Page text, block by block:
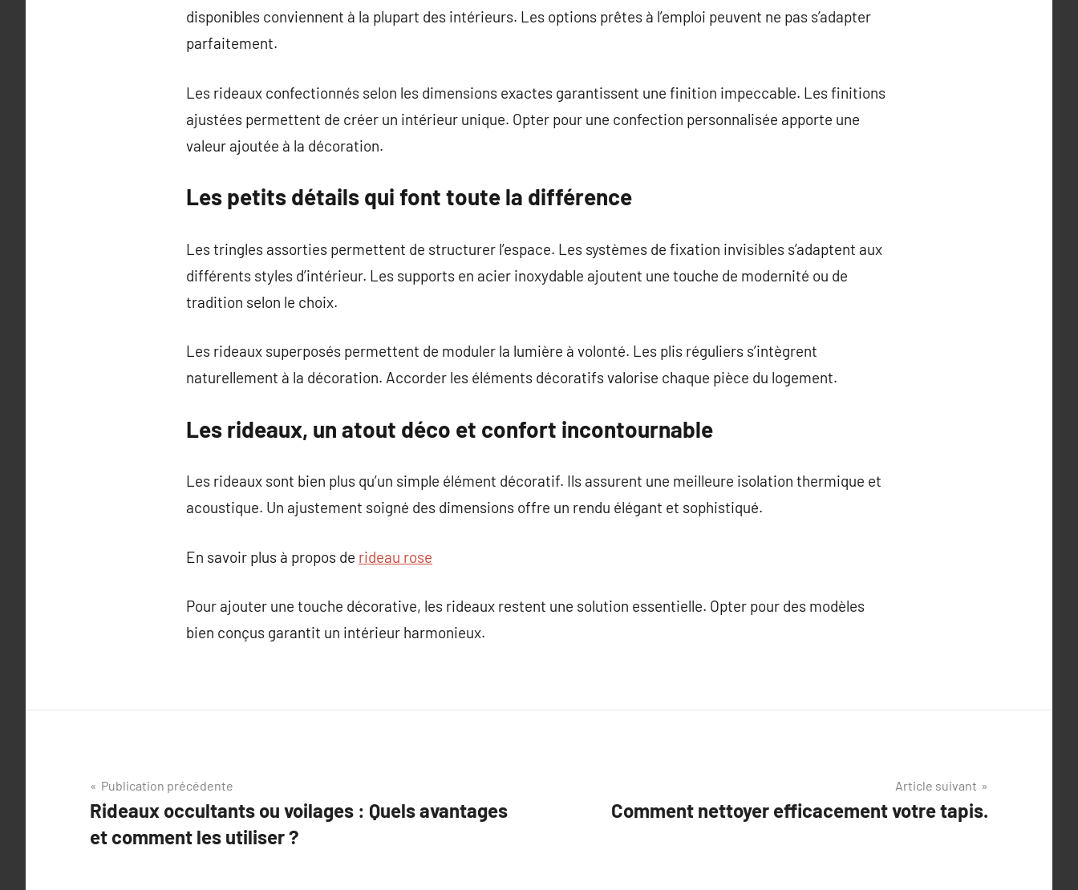
disponibles conviennent à la plupart des intérieurs. Les options prêtes à l’emploi peuvent ne pas s’adapter
parfaitement.
Les rideaux confectionnés selon les dimensions exactes garantissent une finition impeccable. Les finitions
ajustées permettent de créer un intérieur unique. Opter pour une confection personnalisée apporte une
valeur ajoutée à la décoration.
Les petits détails qui font toute la différence
Les tringles assorties permettent de structurer l’espace. Les systèmes de fixation invisibles s’adaptent aux
différents styles d’intérieur. Les supports en acier inoxydable ajoutent une touche de modernité ou de
tradition selon le choix.
Les rideaux superposés permettent de moduler la lumière à volonté. Les plis réguliers s’intègrent
naturellement à la décoration. Accorder les éléments décoratifs valorise chaque pièce du logement.
Les rideaux, un atout déco et confort incontournable
Les rideaux sont bien plus qu’un simple élément décoratif. Ils assurent une meilleure isolation thermique et
acoustique. Un ajustement soigné des dimensions offre un rendu élégant et sophistiqué.
En savoir plus à propos de rideau rose
Pour ajouter une touche décorative, les rideaux restent une solution essentielle. Opter pour des modèles
bien conçus garantit un intérieur harmonieux.
Navigation
de
l’article
Publication précédente
Rideaux occultants ou voilages : Quels avantages
et comment les utiliser ?
Article suivant
Comment nettoyer efficacement votre tapis.